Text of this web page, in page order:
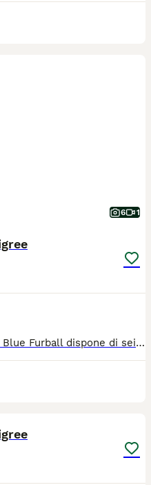
6 1
Il mio allevamento con affisso Blue Furball dispone di sei meravigliosi cuccioli di Ragdoll seal point and white bicolour nati il 21/06/2026 Sono 2 femmine e 4 maschi che saranno ceduti al compimento del loro terzo mese con pedigree Afef, microchip, doppia vaccinazione, sverminazione, libretto sanitario, passaggio di proprietà e kit di partenza. Entrambi i genitori sono stati sottoposti a test genetici per confermare l'assenza di geni per cardiomiopatia ipertrofica (HCM), malattia renale policistica (PKD), virus dell'immunodeficienza felina (FIV), virus della leucemia felina (FeLV) e verrà consegnata ai nuovi proprietari copia di tali test e il certificato di buona salute. I cuccioli crescono in ambiente domestico, a contatto con la famiglia, per favorire un carattere dolce, equilibrato e socievole, tipico della razza. Per info, ulteriori foto o visite contattarmi tramite whatsapp 3485656123